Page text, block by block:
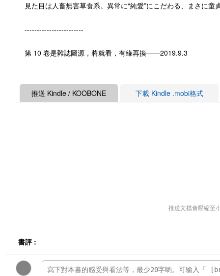
見た目は人畜無害草食系。異常に“純愛”にこだわる、まさ
------------------------
第 10 卷是雜誌圖源，將就看，有緣再換——2019.9.3
推送 Kindle / KOOBONE 下載 Kindle .mobi格式
推送文檔會壓縮至
書評 :